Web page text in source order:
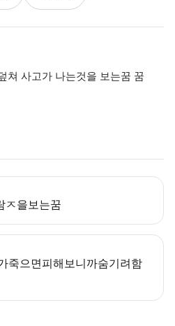
쳐 사고가 나는것을 보는꿈 꿈
ㅈ을보는꿈
죽으면피해보니까숨기려함